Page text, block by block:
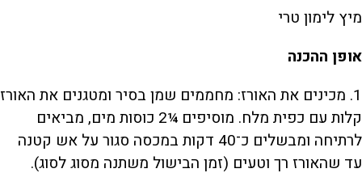
מיץ לימון טרי
אופן ההכנה
1. מכינים את האורז: מחממים שמן בסיר ומטגנים את האורז
קלות עם כפית מלח. מוסיפים ¼2 כוסות מים, מביאים
לרתיחה ומבשלים כ־40 דקות במכסה סגור על אש קטנה
עד שהאורז רך וטעים (זמן הבישול משתנה מסוג לסוג).